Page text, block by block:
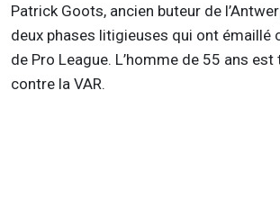
Patrick Goots, ancien buteur de
deux phases litigieuses qui ont émaillé
de Pro League. L’homme de 55 ans
contre la VAR.